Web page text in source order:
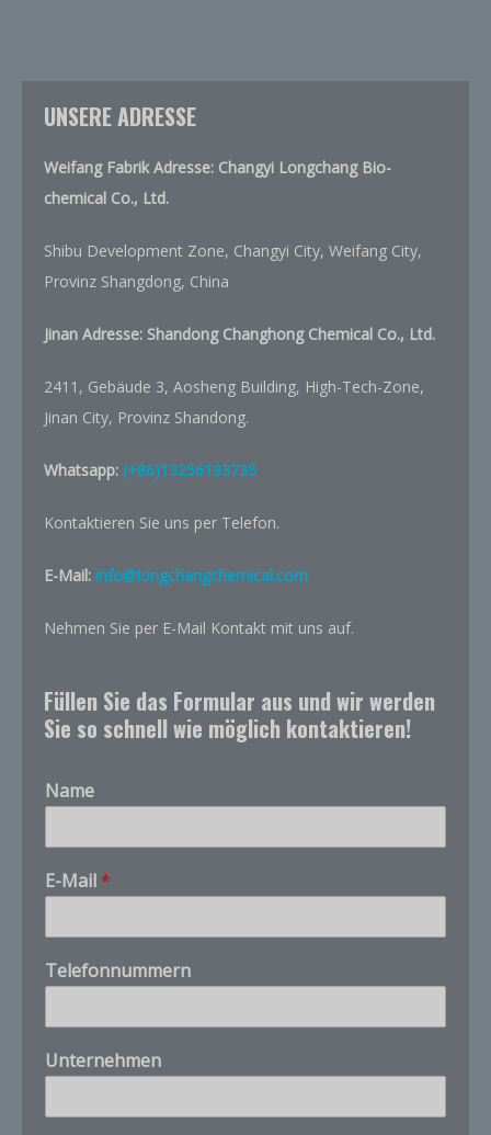
UNSERE ADRESSE
Weifang Fabrik Adresse: Changyi Longchang Bio-
chemical Co., Ltd.
Shibu Development Zone, Changyi City, Weifang City,
Provinz Shangdong, China
Jinan Adresse: Shandong Changhong Chemical Co., Ltd.
2411, Gebäude 3, Aosheng Building, High-Tech-Zone,
Jinan City, Provinz Shandong.
Whatsapp: (+86)13256193735
Kontaktieren Sie uns per Telefon.
E-Mail: info@longchangchemical.com
Nehmen Sie per E-Mail Kontakt mit uns auf.
Füllen Sie das Formular aus und wir werden
Sie so schnell wie möglich kontaktieren!
Name
w
i
e
r
f
h
e
v
E-Mail *
Telefonnummern
Unternehmen
Hello. Tell us what product, CAS number, quantity,